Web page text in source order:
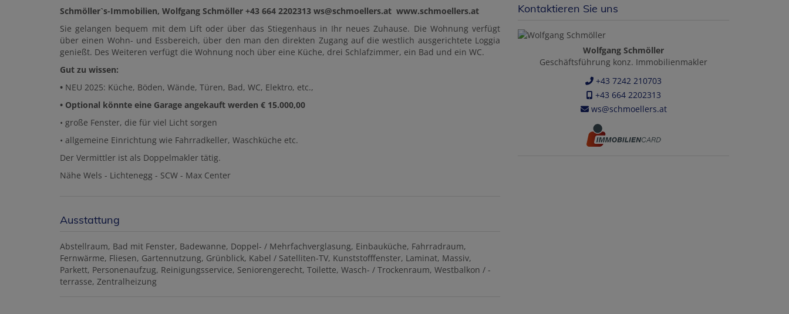
Schmöller`s-Immobilien, Wolfgang Schmöller +43 664 2202313 ws@schmoellers.at www.schmoellers.at
Sie gelangen bequem mit dem Lift oder über das Stiegenhaus in Ihr neues Zuhause. Die Wohnung verfügt
über einen Wohn- und Essbereich, über den man den direkten Zugang auf die westlich ausgerichtete Loggia
genießt. Des Weiteren verfügt die Wohnung noch über eine Küche, drei Schlafzimmer, ein Bad und ein WC.
Gut zu wissen:
• NEU 2025: Küche, Böden, Wände, Türen, Bad, WC, Elektro, etc.,
• Optional könnte eine Garage angekauft werden € 15.000,00
• große Fenster, die für viel Licht sorgen
• allgemeine Einrichtung wie Fahrradkeller, Waschküche etc.
Der Vermittler ist als Doppelmakler tätig.
Nähe Wels - Lichtenegg - SCW - Max Center
Ausstattung
Abstellraum Bad mit Fenster Badewanne Doppel- / Mehrfachverglasung Einbauküche Fahrradraum
Fernwärme Fliesen Gartennutzung Grünblick Kabel / Satelliten-TV Kunststofffenster Laminat Massiv
Parkett Personenaufzug Reinigungsservice Seniorengerecht Toilette Wasch- / Trockenraum Westbalkon / -
terrasse Zentralheizung
Kontaktieren Sie uns
Wolfgang Schmöller
Geschäftsführung konz. Immobilienmakler
+43 7242 210703
+43 664 2202313
ws@schmoellers.at